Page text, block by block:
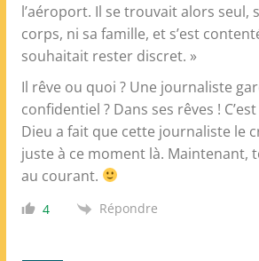
l’aéroport. Il se trouvait alors seul,
corps, ni sa famille, et s’est
souhaitait rester discret. »
Il rêve ou quoi ? Une journaliste
confidentiel ? Dans ses rêves !
Dieu a fait que cette journaliste le
juste à ce moment là. Maintenant,
au courant.
4 Répondre